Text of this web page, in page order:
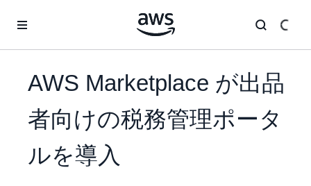
AWS Marketplace が出品
者向けの税務管理ポータ
ルを導入